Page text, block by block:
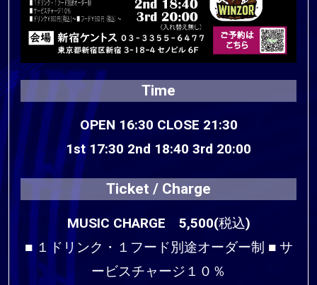
Time
OPEN 16:30 CLOSE 21:30
1st 17:30 2nd 18:40 3rd 20:00
Ticket / Charge
MUSIC CHARGE 5,500(税込)
■ １ドリンク・１フード別途オーダー制 ■ サ
ービスチャージ１０％